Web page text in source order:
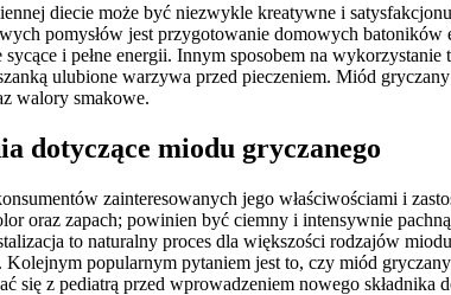
diecie może być niezwykle kreatywne i
pomysłów jest przygotowanie domowych
i pełne energii. Innym sposobem na
ulubione warzywa przed pieczeniem. Miód
walory smakowe.
dotyczące miodu gryczanego
zainteresowanych jego właściwościami i
oraz zapach; powinien być ciemny i intensywnie
to naturalny proces dla większości rodzajów
popularnym pytaniem jest to, czy miód
się z pediatrą przed wprowadzeniem nowego składnika